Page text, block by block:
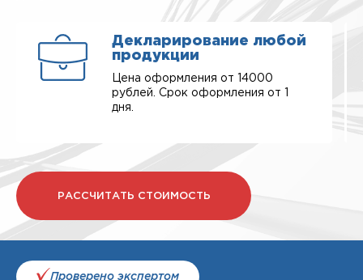
Декларирование любой
продукции
Цена оформления от 14000
рублей. Срок оформления от 1
дня.
РАССЧИТАТЬ СТОИМОСТЬ
Проверено экспертом